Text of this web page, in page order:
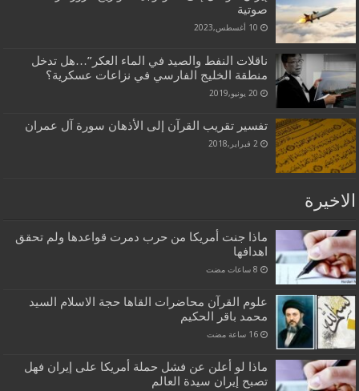
صوتية
10 أغسطس,2023
ناقلات النفط والصيد في الماء العكر”…هل تدخل
منطقة الخليج الفارسي في نزاعات عسكرية؟
20 يونيو,2019
تفسير تقريب القرآن إلى الأذهان سورة آل عمران
2 فبراير,2018
الاخيرة
ماذا جنت أمريكا من حرب دمرت قواعدها ولم تحقق
اهدافها
علوم القرآن محاضرات القاها حجة الاسلام السيد
محمد باقر الحكيم
‏16 ساعة مضت
ماذا لو أعلن عن فشل حملة أمريكا على إيران فهل
تصبح إيران سيدة العالم